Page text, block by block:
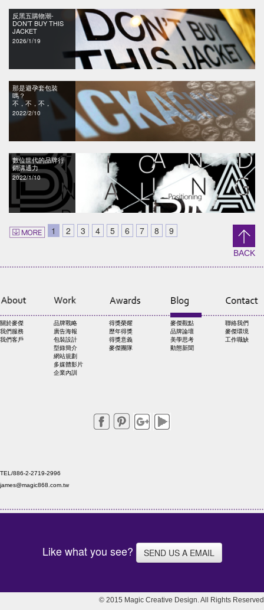
反黑五購物潮-
DON’T BUY THIS
JACKET
2026/1/19
那是避孕套包裝
嗎？
不，不，不，
2022/2/10
數位世代的品牌行
銷溝通力
2022/1/10
1 2 3 4 5 6 7 8 9
BACK
關於麥傑
我們服務
我們客戶
品牌戰略
廣告海報
包裝設計
型錄簡介
網站規劃
多媒體影片
企業內訓
得獎榮耀
歷年得獎
得獎意義
麥傑團隊
麥傑觀點
品牌論壇
美學思考
動態新聞
聯絡我們
麥傑環境
工作職缺
TEL/886-2-2719-2996
james@magic868.com.tw
Like what you see? SEND US A EMAIL
© 2015 Magic Creative Design. All Rights Reserved